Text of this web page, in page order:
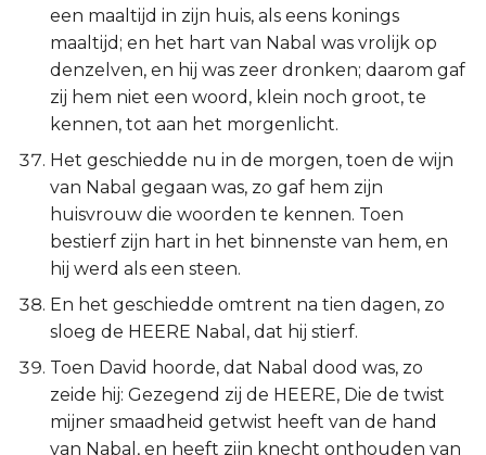
een maaltijd in zijn huis, als eens konings
maaltijd; en het hart van Nabal was vrolijk op
denzelven, en hij was zeer dronken; daarom gaf
zij hem niet een woord, klein noch groot, te
kennen, tot aan het morgenlicht.
Het geschiedde nu in de morgen, toen de wijn
van Nabal gegaan was, zo gaf hem zijn
huisvrouw die woorden te kennen. Toen
bestierf zijn hart in het binnenste van hem, en
hij werd als een steen.
En het geschiedde omtrent na tien dagen, zo
sloeg de HEERE Nabal, dat hij stierf.
Toen David hoorde, dat Nabal dood was, zo
zeide hij: Gezegend zij de HEERE, Die de twist
mijner smaadheid getwist heeft van de hand
van Nabal, en heeft zijn knecht onthouden van